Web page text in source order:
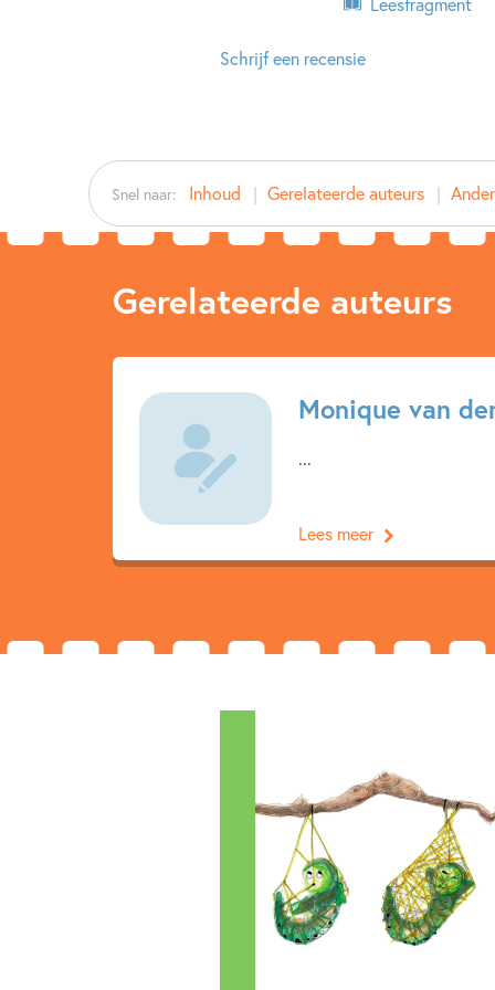
Schrijf een recensie
Snel naar: Inhoud Gerelateerde auteurs
Gerelateerde auteurs
Monique van
...
Lees meer